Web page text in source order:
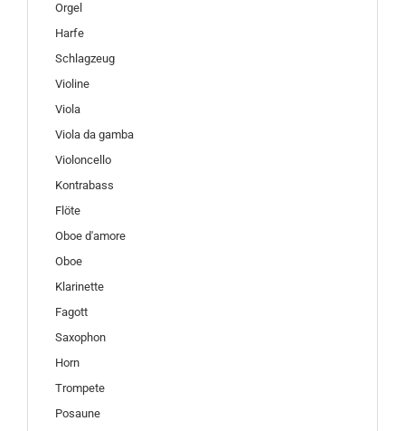
Orgel
Harfe
Schlagzeug
Violine
Viola
Viola da gamba
Violoncello
Kontrabass
Flöte
Oboe d'amore
Oboe
Klarinette
Fagott
Saxophon
Horn
Trompete
Posaune